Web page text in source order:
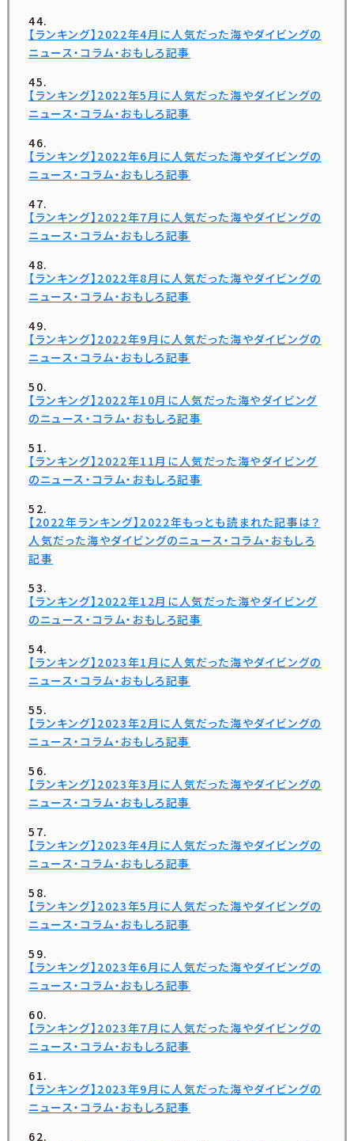
【ランキング】2022年4月に人気だった海やダイビングの
ニュース・コラム・おもしろ記事
【ランキング】2022年5月に人気だった海やダイビングの
ニュース・コラム・おもしろ記事
【ランキング】2022年6月に人気だった海やダイビングの
ニュース・コラム・おもしろ記事
【ランキング】2022年7月に人気だった海やダイビングの
ニュース・コラム・おもしろ記事
【ランキング】2022年8月に人気だった海やダイビングの
ニュース・コラム・おもしろ記事
【ランキング】2022年9月に人気だった海やダイビングの
ニュース・コラム・おもしろ記事
【ランキング】2022年10月に人気だった海やダイビング
のニュース・コラム・おもしろ記事
【ランキング】2022年11月に人気だった海やダイビング
のニュース・コラム・おもしろ記事
【2022年ランキング】2022年もっとも読まれた記事は？
人気だった海やダイビングのニュース・コラム・おもしろ
記事
【ランキング】2022年12月に人気だった海やダイビング
のニュース・コラム・おもしろ記事
【ランキング】2023年1月に人気だった海やダイビングの
ニュース・コラム・おもしろ記事
【ランキング】2023年2月に人気だった海やダイビングの
ニュース・コラム・おもしろ記事
【ランキング】2023年3月に人気だった海やダイビングの
ニュース・コラム・おもしろ記事
【ランキング】2023年4月に人気だった海やダイビングの
ニュース・コラム・おもしろ記事
【ランキング】2023年5月に人気だった海やダイビングの
ニュース・コラム・おもしろ記事
【ランキング】2023年6月に人気だった海やダイビングの
ニュース・コラム・おもしろ記事
【ランキング】2023年7月に人気だった海やダイビングの
ニュース・コラム・おもしろ記事
【ランキング】2023年9月に人気だった海やダイビングの
ニュース・コラム・おもしろ記事